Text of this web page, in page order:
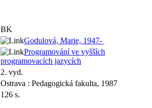
BK
Godulová, Marie, 1947-
Programování ve vyšších
programovacích jazycích
2. vyd.
Ostrava : Pedagogická fakulta, 1987
126 s.